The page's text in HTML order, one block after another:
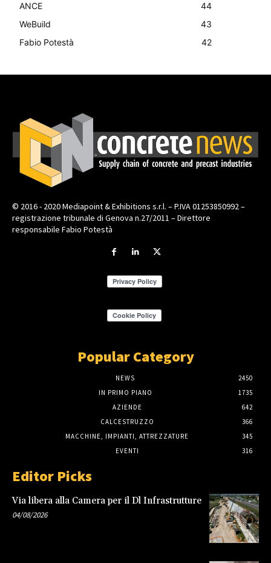
ANCE
44
WeBuild
43
Fabio Potestà
42
© 2016 - 2020 Mediapoint & Exhibitions s.r.l. – P.IVA 01253850992 –
registrazione tribunale di Genova n.27/2011 – Direttore
responsabile Fabio Potestà
Popular Category
NEWS
2450
IN PRIMO PIANO
1735
AZIENDE
642
CALCESTRUZZO
366
MACCHINE, IMPIANTI, ATTREZZATURE
345
EVENTI
316
Editor Picks
Via libera alla Camera per il Dl Infrastrutture
04/08/2026